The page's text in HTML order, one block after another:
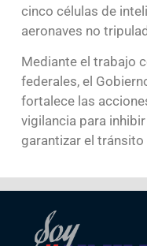
cinco células de
aeronaves no
Mediante el trabajo
federales, el
fortalece las
vigilancia para
garantizar el